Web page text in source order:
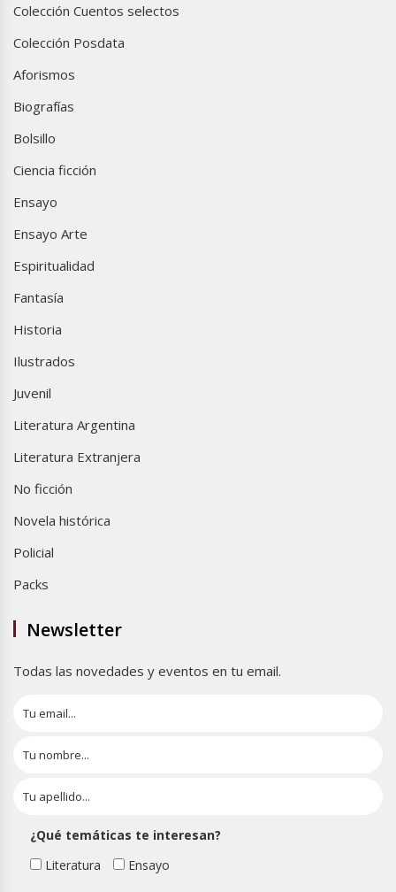
Colección Cuentos selectos
Colección Posdata
Aforismos
Biografías
Bolsillo
Ciencia ficción
Ensayo
Ensayo Arte
Espiritualidad
Fantasía
Historia
Ilustrados
Juvenil
Literatura Argentina
Literatura Extranjera
No ficción
Novela histórica
Policial
Packs
Newsletter
Todas las novedades y eventos en tu email.
¿Qué temáticas te interesan?
Literatura
Ensayo